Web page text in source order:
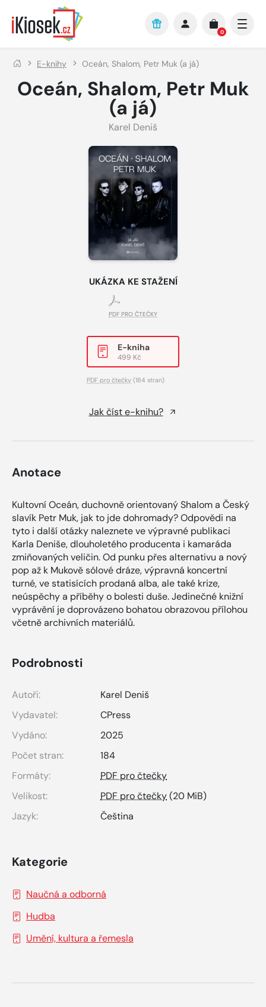
Přejít na hlavní obsah
0
E-knihy Oceán, Shalom, Petr Muk (a já)
Oceán, Shalom, Petr Muk
(a já)
Karel Deniš
UKÁZKA KE STAŽENÍ
PDF PRO ČTEČKY
E-kniha
499 Kč
PDF pro čtečky (184 stran)
Jak číst e-knihu?
Anotace
Kultovní Oceán, duchovně orientovaný Shalom a Český
slavík Petr Muk, jak to jde dohromady? Odpovědi na
tyto i další otázky naleznete ve výpravné publikaci
Karla Deniše, dlouholetého producenta i kamaráda
zmiňovaných veličin. Od punku přes alternativu a nový
pop až k Mukově sólové dráze, výpravná koncertní
turné, ve statisících prodaná alba, ale také krize,
neúspěchy a příběhy o bolesti duše. Jedinečné knižní
vyprávění je doprovázeno bohatou obrazovou přílohou
včetně archivních materiálů.
Podrobnosti
Autoři:
Karel Deniš
Vydavatel:
CPress
Vydáno:
2025
Počet stran:
184
Formáty:
PDF pro čtečky
Velikost:
PDF pro čtečky(20 MiB)
Jazyk:
Čeština
Kategorie
Naučná a odborná
Hudba
Umění, kultura a řemesla